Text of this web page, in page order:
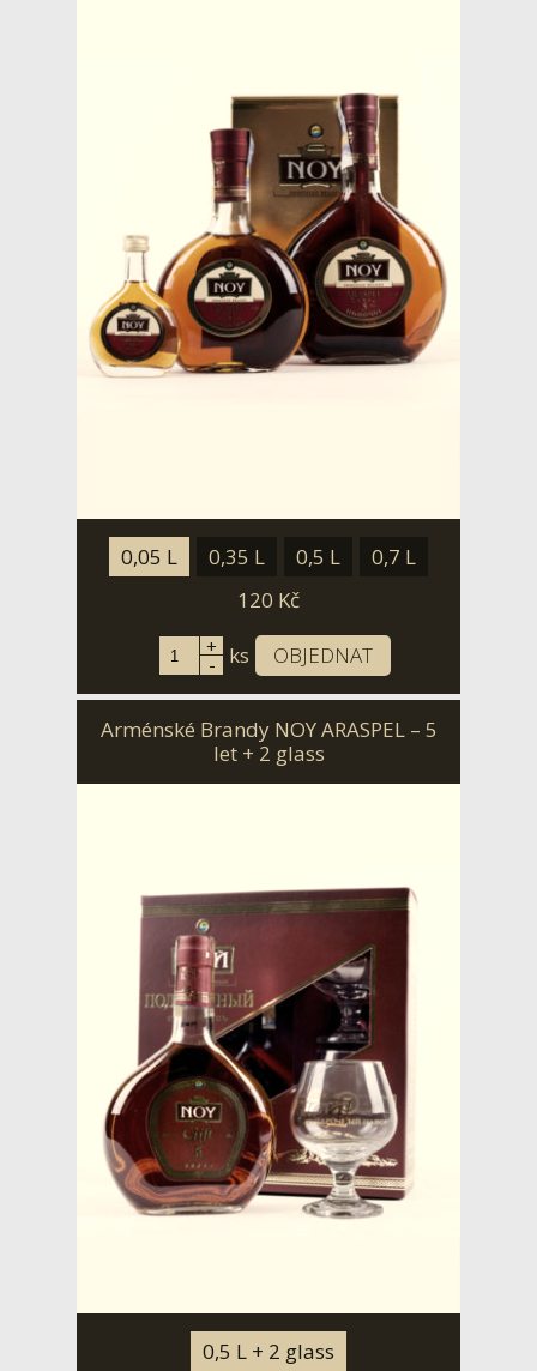
0,05 L 0,35 L 0,5 L
0,7 L
120 Kč
+
- ks OBJEDNAT
Arménské Brandy NOY ARASPEL – 5
let + 2 glass
0,5 L + 2 glass